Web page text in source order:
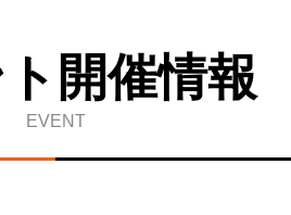
開催情報
EVENT